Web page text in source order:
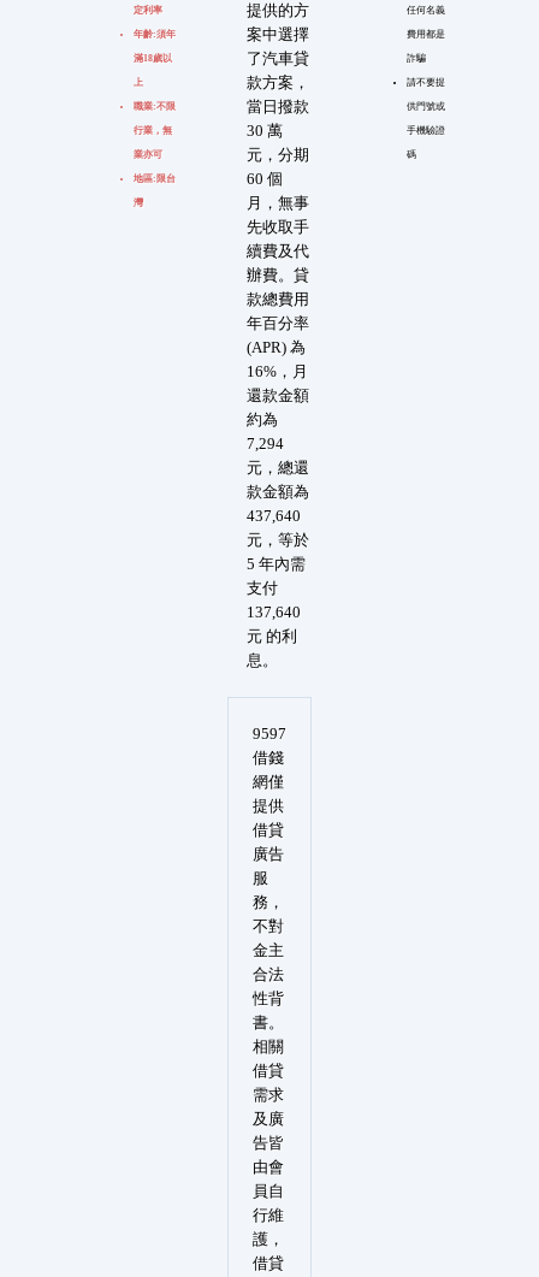
定利率
年齡:須年
滿18歲以
上
職業:不限
行業，無
業亦可
地區:限台
灣
提供的方
案中選擇
了汽車貸
款方案，
當日撥款
30 萬
元，分期
60 個
月，無事
先收取手
續費及代
辦費。貸
款總費用
年百分率
(APR) 為
16%，月
還款金額
約為
7,294
元，總還
款金額為
437,640
元，等於
5 年內需
支付
137,640
元 的利
息。
任何名義
費用都是
詐騙
請不要提
供門號或
手機驗證
碼
9597
借錢
網僅
提供
借貸
廣告
服
務，
不對
金主
合法
性背
書。
相關
借貸
需求
及廣
告皆
由會
員自
行維
護，
借貸